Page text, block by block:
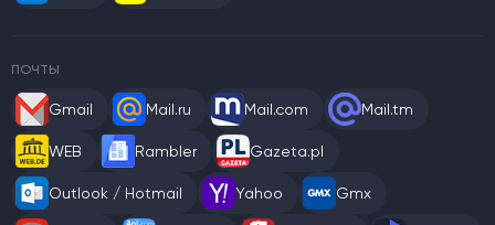
ПОЧТЫ
Gmail Mail.ru Mail.com Mail.tm
WEB Rambler Gazeta.pl
Outlook / Hotmail Yahoo Gmx